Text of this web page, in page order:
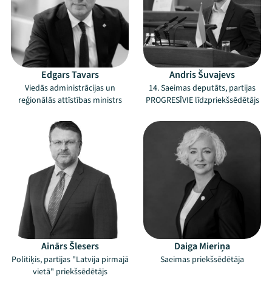
Edgars Tavars
Viedās administrācijas un
reģionālās attīstības ministrs
Andris Šuvajevs
14. Saeimas deputāts, partijas
PROGRESĪVIE līdzpriekšsēdētājs
Ainārs Šlesers
Politiķis, partijas "Latvija pirmajā
vietā" priekšsēdētājs
Daiga Mieriņa
Saeimas priekšsēdētāja